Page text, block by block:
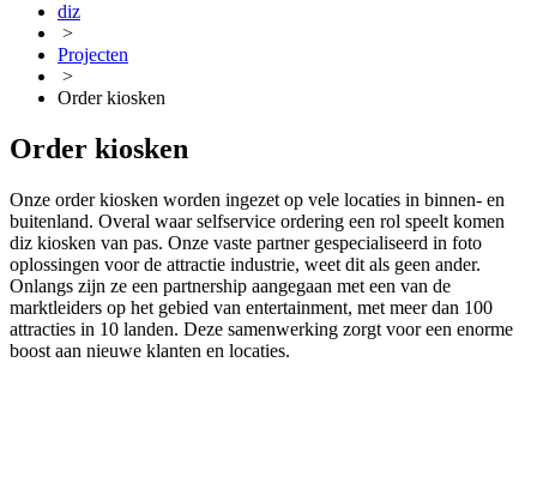
diz
>
Projecten
>
Order kiosken
Order kiosken
Onze order kiosken worden ingezet op vele locaties in binnen- en
buitenland. Overal waar selfservice ordering een rol speelt komen
diz kiosken van pas. Onze vaste partner gespecialiseerd in foto
oplossingen voor de attractie industrie, weet dit als geen ander.
Onlangs zijn ze een partnership aangegaan met een van de
marktleiders op het gebied van entertainment, met meer dan 100
attracties in 10 landen. Deze samenwerking zorgt voor een enorme
boost aan nieuwe klanten en locaties.